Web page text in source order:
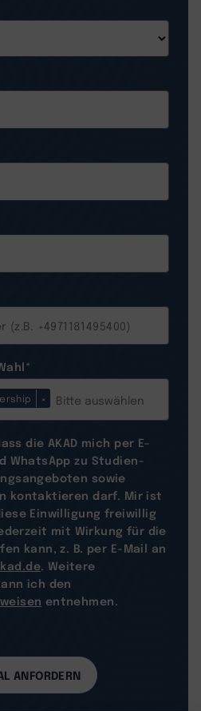
*
×
die AKAD mich per E-
WhatsApp zu Studien-
sowie
kontaktieren darf. Mir ist
Einwilligung freiwillig
mit Wirkung für die
kann, z. B. per E-Mail an
. Weitere
ich den
entnehmen.